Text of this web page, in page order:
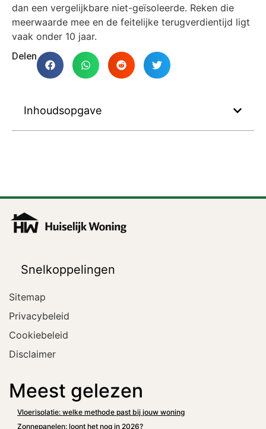
dan een vergelijkbare niet-geïsoleerde. Reken die
meerwaarde mee en de feitelijke terugverdientijd ligt
vaak onder 10 jaar.
Delen
Inhoudsopgave
Snelkoppelingen
Sitemap
Privacybeleid
Cookiebeleid
Disclaimer
Meest gelezen
Vloerisolatie: welke methode past bij jouw woning
Zonnepanelen: loont het nog in 2026?